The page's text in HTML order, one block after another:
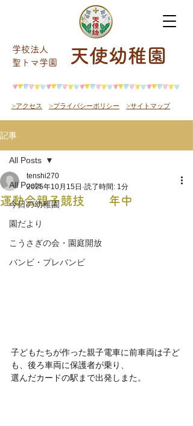
天使幼稚園
学校法人
​聖トマ学園
>アクセス >プライバシーポリシー >サイトマップ
記事
All Posts
今日の幼稚園
園だより
こうさぎの会・園庭開放
バンビ・プレバンビ
All Posts
運動会親子競技 年中
tenshi270
2025年10月15日 読了時間: 1分
子どもたちが作った親子電車に前車両は子ど
も、後ろ車両に保護者が乗り、
選んだカードの駅まで出発しまた。